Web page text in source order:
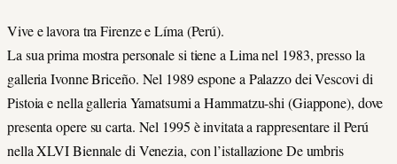
Vive e lavora tra Firenze e Líma (Perú).
La sua prima mostra personale si tiene a Lima nel 1983, presso la
galleria Ivonne Briceño. Nel 1989 espone a Palazzo dei Vescovi di
Pistoia e nella galleria Yamatsumi a Hammatzu-shi (Giappone), dove
presenta opere su carta. Nel 1995 è invitata a rappresentare il Perú
nella XLVI Biennale di Venezia, con l’istallazione De umbris